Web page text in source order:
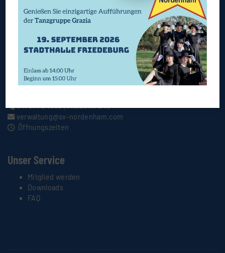
Geschäftsstelle
Rudgardstr. 7
Postfach 1521
26954 Nordenham
Kontakt
04731 / 24008(Vitalzentrum)
verwaltung@sv-nordenham.com
Öffnungszeiten
Unser Service
Mitglied werden
Downloads
FAQ